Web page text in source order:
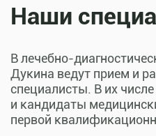
Наши
В лечебно-
Дукина ведут прием и
специалисты. В их
и кандидаты
первой